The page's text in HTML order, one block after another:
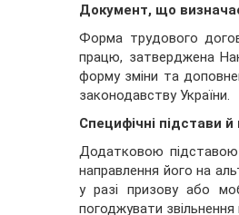
Документ, що
Форма трудового
працю, затверджена
форму зміни та
законодавству України.
Специфічні підстави
Додатковою
направлення його на
у разі призову або
погоджувати